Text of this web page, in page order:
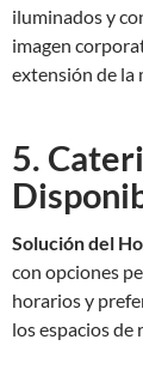
iluminados y
imagen
extensión de la
5.
Solución del
con opciones
horarios y
los espacios de